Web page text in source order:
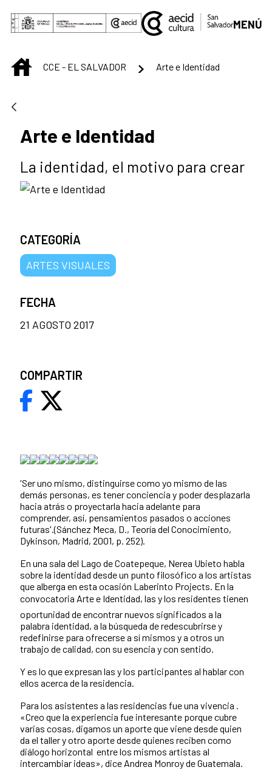
Saltar al contenido principal
MENÚ
INICIOCCE - EL SALVADOR Arte e Identidad
Arte e Identidad
La identidad, el motivo para crear
'Ser uno mismo, distinguirse como yo mismo de las
demás personas, es tener conciencia y poder desplazarla
hacia atrás o proyectarla hacia adelante para
comprender, así­, pensamientos pasados o acciones
futuras'.(Sánchez Meca, D., Teoría del Conocimiento,
Dykinson, Madrid, 2001, p. 252).
En una sala del Lago de Coatepeque, Nerea Ubieto habla
sobre la identidad desde un punto filosófico a los artistas
que alberga en esta ocasión Laberinto Projects. En la
convocatoria Arte e Identidad, las y los residentes tienen
oportunidad de encontrar nuevos significados a la
palabra identidad, a la búsqueda de redescubrirse y
redefinirse para ofrecerse a sí­ mismos y a otros un
trabajo de calidad, con su esencia y con sentido.
Y es lo que expresan las y los participantes al hablar con
ellos acerca de la residencia.
Para los asistentes a las residencias fue una vivencia .
«Creo que la experiencia fue interesante porque cubre
varias cosas, digamos un aporte que viene desde quien
da el taller y otro aporte desde quienes reciben como
diálogo horizontal entre los mismos artistas al
intercambiar ideas», dice Andrea Monroy de Guatemala.
CATEGORÍA
ARTES VISUALES
FECHA
21 AGOSTO 2017
COMPARTIR